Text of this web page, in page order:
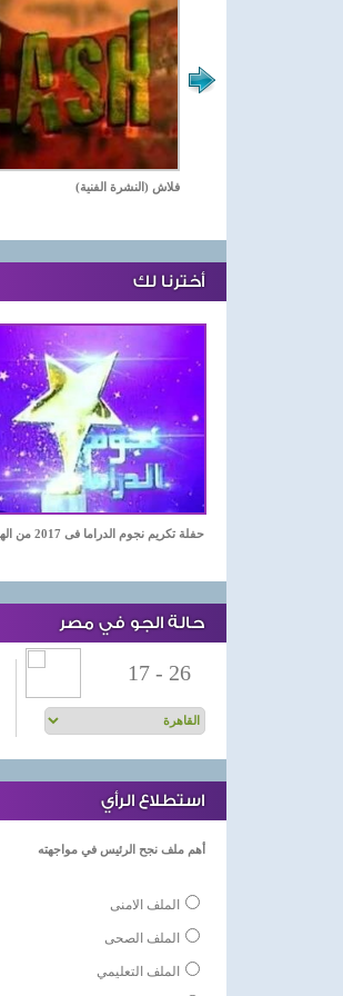
فلاش (النشرة الفنية)
أخترنا لك
حفلة تكريم نجوم الدراما فى 2017 من الهيئة الوطنية للاعلام
حالة الجو في مصر
17 - 26
استطلاع الرأي
أهم ملف نجح الرئيس في مواجهته
الملف الامنى
الملف الصحى
الملف التعليمي